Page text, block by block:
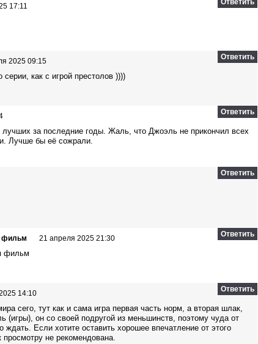
17:11 Ответить
2025 09:15 Ответить
как с игрой престолов ))))
Ответить
за последние годы. Жаль, что Джоэль не прикончил всех
Лучше бы её сожрали.
Ответить
фильм 21 апреля 2025 21:30 Ответить
фильм
14:10 Ответить
сего, тут как и сама игра первая часть норм, а вторая шлак,
(игры), он со своей подругой из меньшинств, поэтому чуда от
ждать. Если хотите оставить хорошее впечатление от этого
просмотру не рекомендована.